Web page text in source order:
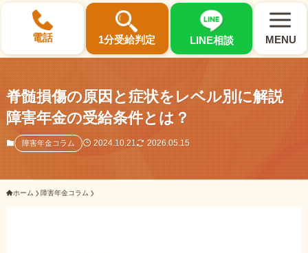
電話 1分受給判定 LINE相談 MENU
×
選ばれる3つの理由
初回相談料0円・受給後報酬型
サポート料金について
脊髄損傷の原因と症状をレベル別に解説
障害年金の受給条件とは？
障害年金コラム 2024.10.21 2026.05.15
ホーム 障害年金コラム